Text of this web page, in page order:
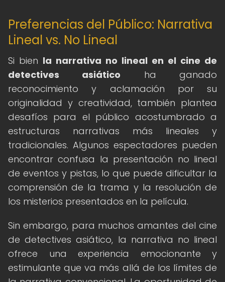
Preferencias del Público: Narrativa
Lineal vs. No Lineal
Si bien la narrativa no lineal en el cine de
detectives asiático ha ganado
reconocimiento y aclamación por su
originalidad y creatividad, también plantea
desafíos para el público acostumbrado a
estructuras narrativas más lineales y
tradicionales. Algunos espectadores pueden
encontrar confusa la presentación no lineal
de eventos y pistas, lo que puede dificultar la
comprensión de la trama y la resolución de
los misterios presentados en la película.
Sin embargo, para muchos amantes del cine
de detectives asiático, la narrativa no lineal
ofrece una experiencia emocionante y
estimulante que va más allá de los límites de